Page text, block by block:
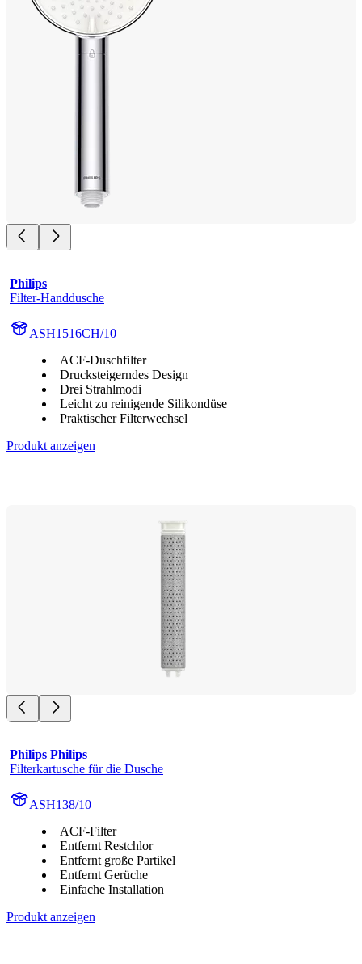
Philips
Filter-Handdusche
ASH1516CH/10
ACF-Duschfilter
Drucksteigerndes Design
Drei Strahlmodi
Leicht zu reinigende Silikondüse
Praktischer Filterwechsel
Produkt anzeigen
Philips Philips
Filterkartusche für die Dusche
ASH138/10
ACF-Filter
Entfernt Restchlor
Entfernt große Partikel
Entfernt Gerüche
Einfache Installation
Produkt anzeigen